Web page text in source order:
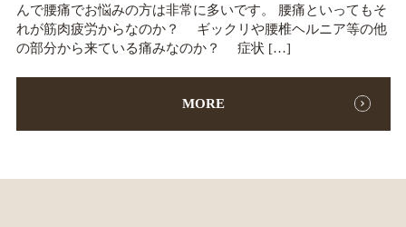
んで腰痛でお悩みの方は非常に多いです。 腰痛といってもそ
れが筋肉疲労からなのか？ ギックリや腰椎ヘルニア等の他
の部分から来ている痛みなのか？ 症状 […]
MORE